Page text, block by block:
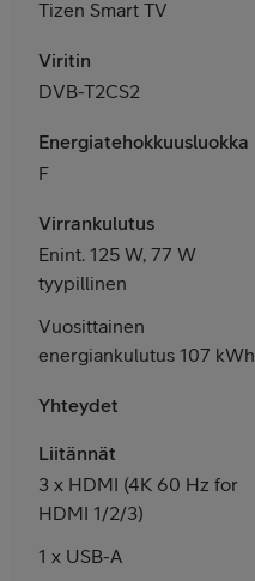
Tizen Smart TV
Viritin
DVB-T2CS2
Energiatehokkuusluokka
F
Virrankulutus
Enint. 125 W, 77 W
tyypillinen
Vuosittainen
energiankulutus 107 kWh
Yhteydet
Liitännät
3 x HDMI (4K 60 Hz for
HDMI 1/2/3)
1 x USB-A